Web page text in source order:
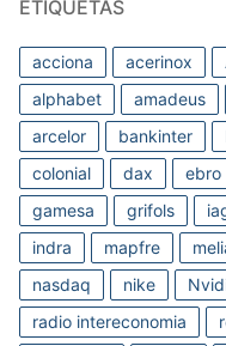
ETIQUETAS
acciona acerinox
alphabet
amadeus
arcelor
bankinter
colonial
dax ebro
gamesa
grifols
indra
mapfre
nasdaq
nike
radio intereconomia